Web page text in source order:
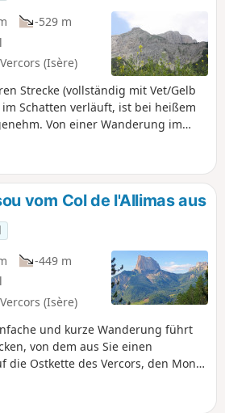
-529 m
(Isère)
Strecke (vollständig mit Vet/Gelb
Schatten verläuft, ist bei heißem
Von einer Wanderung im
dessen Hänge sich stellenweise als
kann es vorkommen, dass
Sommer ausgetrocknet sind, im
werden können. Dies ist keine
kleinen Kindern!
vom Col de l'Allimas aus
-449 m
(Isère)
und kurze Wanderung führt
von dem aus Sie einen
die Ostkette des Vercors, den Mont
können.